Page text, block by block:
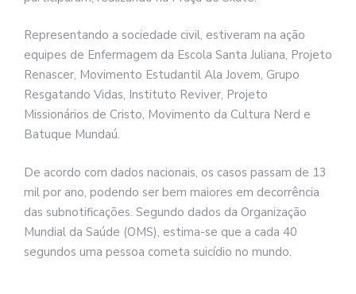
Representando a sociedade civil, estiveram na ação
equipes de Enfermagem da Escola Santa Juliana, Projeto
Renascer, Movimento Estudantil Ala Jovem, Grupo
Resgatando Vidas, Instituto Reviver, Projeto
Missionários de Cristo, Movimento da Cultura Nerd e
Batuque Mundaú.
De acordo com dados nacionais, os casos passam de 13
mil por ano, podendo ser bem maiores em decorrência
das subnotificações. Segundo dados da Organização
Mundial da Saúde (OMS), estima-se que a cada 40
segundos uma pessoa cometa suicídio no mundo.